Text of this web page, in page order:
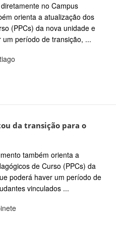
no Campus
orienta a atualização dos
(PPCs) da nova unidade e
período de transição, ...
da transição para o
também orienta a
de Curso (PPCs) da
poderá haver um período de
vinculados ...